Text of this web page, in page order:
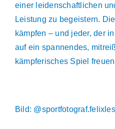
einer leidenschaftlichen
Leistung zu begeistern.
kämpfen – und jeder, der
auf ein spannendes,
kämpferisches Spiel
Bild: